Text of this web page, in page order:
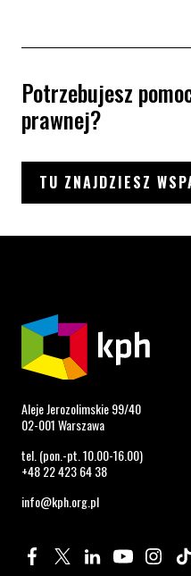
Potrzebujesz
prawnej?
TU ZNAJDZIESZ
Aleje Jerozolimskie 99/40
02-001 Warszawa
tel. (pon.-pt. 10.00-16.00)
+48 22 423 64 38
info@kph.org.pl
Profil na Facebook.
Profil na Twitter.
Profil naProfil